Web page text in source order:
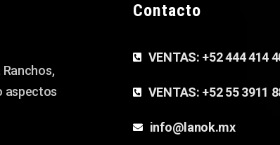
aspectos
Contacto
VENTAS: +52 444 414
VENTAS: +52 55 3911
info@lanok.mx